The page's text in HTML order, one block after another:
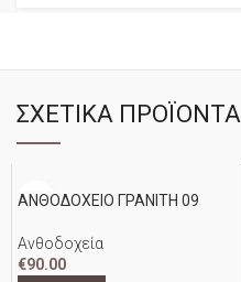
ΣΧΕΤΙΚΆ ΠΡΟΪΌΝΤΑ
ΑΝΘΟΔΟΧΕΙΟ ΓΡΑΝΙΤΗ 09
Ανθοδοχεία
€90.00